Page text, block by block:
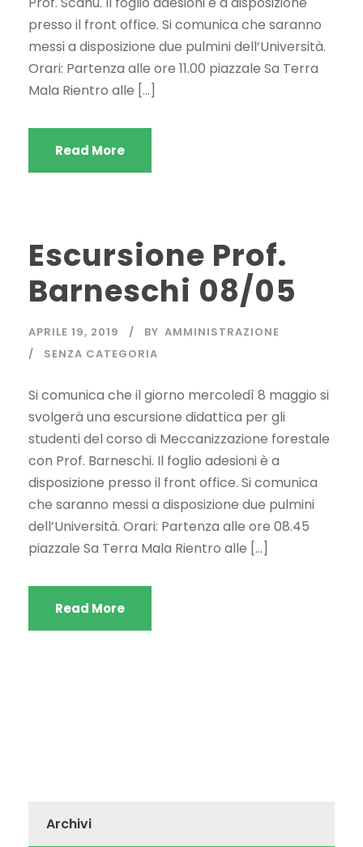
presso il front office. Si comunica che saranno
messi a disposizione due pulmini dell’Università.
Orari: Partenza alle ore 11.00 piazzale Sa Terra
Mala Rientro alle […]
Read More
Escursione Prof.
Barneschi 08/05
APRILE 19, 2019 BY AMMINISTRAZIONE
SENZA CATEGORIA
Si comunica che il giorno mercoledì 8 maggio si
svolgerà una escursione didattica per gli
studenti del corso di Meccanizzazione forestale
con Prof. Barneschi. Il foglio adesioni è a
disposizione presso il front office. Si comunica
che saranno messi a disposizione due pulmini
dell’Università. Orari: Partenza alle ore 08.45
piazzale Sa Terra Mala Rientro alle […]
Read More
Archivi